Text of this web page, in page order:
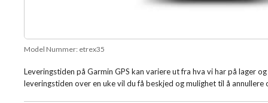
Model Nummer: etrex35
Leveringstiden på Garmin GPS kan variere ut fra hva vi har på lager
leveringstiden over en uke vil du få beskjed og mulighet til å annullere